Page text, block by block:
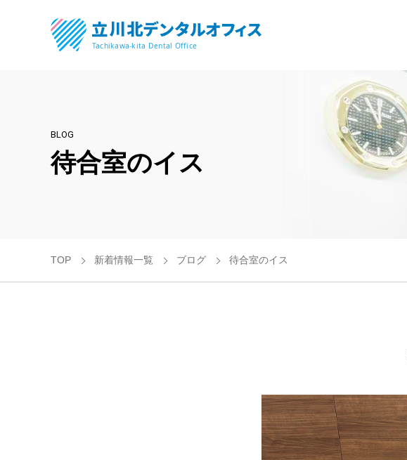
BLOG
待合室のイス
TOP 新着情報一覧 ブログ 待合室のイス